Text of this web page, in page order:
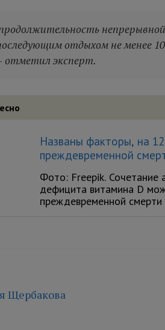
отдыхом не менее
отметил эксперт.
Названы факторы, на
преждевременной
Фото: Freepik. Сочетание
дефицита витамина D
преждевременной
Щербакова